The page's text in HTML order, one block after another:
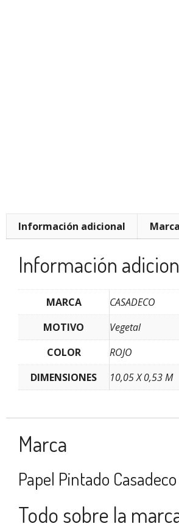
Información adicional Marca
Información
MARCA
CASADECO
MOTIVO
Vegetal
COLOR
ROJO
DIMENSIONES
10,05 X 0,53 M
Marca
Papel Pintado Casadeco
Todo sobre la